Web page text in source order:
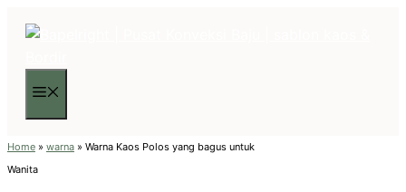
Home » warna » Warna Kaos Polos yang bagus untuk
Wanita